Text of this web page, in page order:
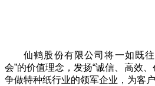
仙鹤股份有限公司将一如既
会”的价值理念，发扬“诚信、高效、
争做特种纸行业的领军企业，为客